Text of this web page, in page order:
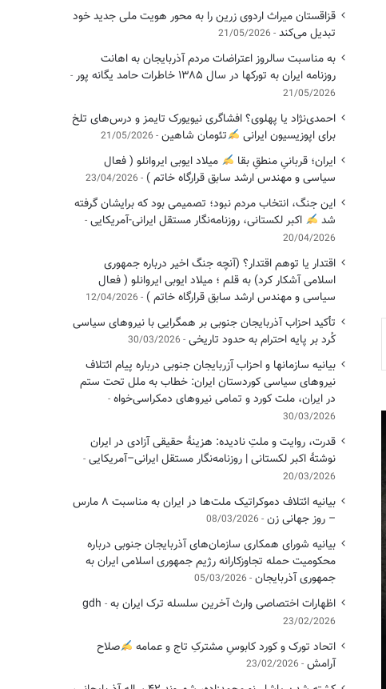
قزاقستان میراث اردوی زرین را به محور هویت ملی جدید خود
تبدیل می‌کند 21/05/2026
به مناسبت سالروز اعتراضات مردم آذربایجان به اهانت
روزنامه ایران به تورکها در سال ۱۳۸۵ خاطرات حامد یگانه پور
21/05/2026
احمدی‌نژاد یا پهلوی؟ افشاگری نیویورک تایمز و درس‌های تلخ
برای اپوزیسیون ایرانی
تئومان شاهین 21/05/2026
ایران؛ قربانیِ منطقِ بقا
میلاد ایوبی ایروانلو ( فعال
سیاسی ‌و مهندس ارشد سابق قرارگاه خاتم ) 23/04/2026
این جنگ، انتخاب مردم نبود؛ تصمیمی بود که برایشان گرفته
شد
اکبر لکستانی، روزنامه‌نگار مستقل ایرانی-آمریکایی
20/04/2026
اقتدار یا توهم اقتدار؟ (آنچه جنگ اخیر درباره جمهوری
اسلامی آشکار کرد) به قلم ؛ میلاد ایوبی ایروانلو ( فعال
سیاسی و مهندس ارشد سابق قرارگاه خاتم ) 12/04/2026
تأکید احزاب آذربایجان جنوبی بر همگرایی با نیروهای سیاسی
کُرد بر پایه احترام به حدود تاریخی 30/03/2026
بیانیه سازمانها و احزاب آزربایجان جنوبی درباره پیام ائتلاف
نیروهای سیاسی کوردستان ایران: خطاب به ملل تحت ستم
در ایران، ملت کورد و تمامی نیروهای دمکراسی‌خواه
30/03/2026
قدرت، روایت و ملتِ نادیده: هزینهٔ حقیقی آزادی در ایران
نوشتهٔ اکبر لکستانی | روزنامه‌نگار مستقل ایرانی–آمریکایی
20/03/2026
بیانیه ائتلاف دموکراتیک ملت‌ها در ایران به مناسبت ۸ مارس
– روز جهانی زن 08/03/2026
بیانیه شورای همکاری سازمان‌های آذربایجان جنوبی درباره
محکومیت حمله تجاوزکارانه رژیم جمهوری اسلامی ایران به
جمهوری آذربایجان 05/03/2026
اظهارات اختصاصی وارث آخرین سلسله ترک ایران به gdh
23/02/2026
اتحاد تورک و کورد کابوسِ مشترکِ تاج و عمامه
​صلاح
آرامش 23/02/2026